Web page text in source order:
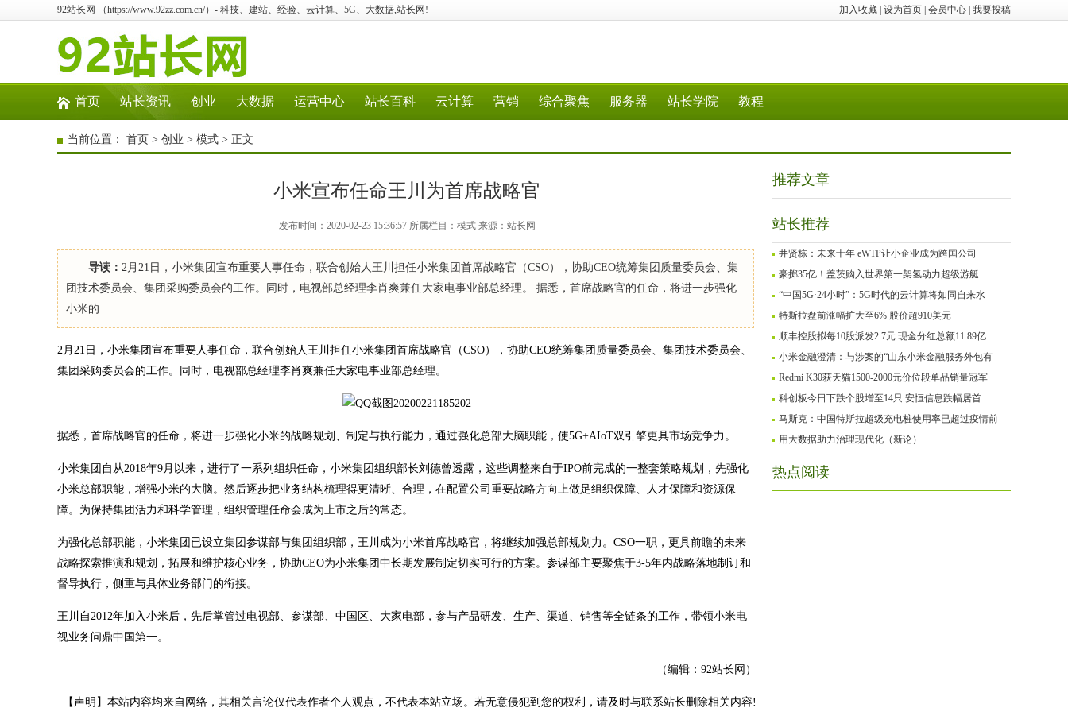
加入收藏 设为首页 会员中心 我要投稿
92站长网 （https://www.92zz.com.cn/）- 科技、建站、经验、云计算、5G、大数据,站长网!
首页 站长资讯 创业 大数据 运营中心 站长百科 云计算 营销 综合聚焦 服务器 站长学院 教程
当前位置： 首页 > 创业 > 模式 > 正文
小米宣布任命王川为首席战略官
发布时间：2020-02-23 15:36:57 所属栏目：模式 来源：站长网
导读： 2月21日，小米集团宣布重要人事任命，联合创始人王川担任小米集团首席战略官（CSO），协助CEO统筹集团质量委员会、集
团技术委员会、集团采购委员会的工作。同时，电视部总经理李肖爽兼任大家电事业部总经理。 据悉，首席战略官的任命，将进一步强化
小米的
2月21日，小米集团宣布重要人事任命，联合创始人王川担任小米集团首席战略官（CSO），协助CEO统筹集团质量委员会、集团技术委员会、
集团采购委员会的工作。同时，电视部总经理李肖爽兼任大家电事业部总经理。
据悉，首席战略官的任命，将进一步强化小米的战略规划、制定与执行能力，通过强化总部大脑职能，使5G+AIoT双引擎更具市场竞争力。
小米集团自从2018年9月以来，进行了一系列组织任命，小米集团组织部长刘德曾透露，这些调整来自于IPO前完成的一整套策略规划，先强化
小米总部职能，增强小米的大脑。然后逐步把业务结构梳理得更清晰、合理，在配置公司重要战略方向上做足组织保障、人才保障和资源保
障。为保持集团活力和科学管理，组织管理任命会成为上市之后的常态。
为强化总部职能，小米集团已设立集团参谋部与集团组织部，王川成为小米首席战略官，将继续加强总部规划力。CSO一职，更具前瞻的未来
战略探索推演和规划，拓展和维护核心业务，协助CEO为小米集团中长期发展制定切实可行的方案。参谋部主要聚焦于3-5年内战略落地制订和
督导执行，侧重与具体业务部门的衔接。
王川自2012年加入小米后，先后掌管过电视部、参谋部、中国区、大家电部，参与产品研发、生产、渠道、销售等全链条的工作，带领小米电
视业务问鼎中国第一。
（编辑：92站长网）
【声明】本站内容均来自网络，其相关言论仅代表作者个人观点，不代表本站立场。若无意侵犯到您的权利，请及时与联系站长删除相关内容!
推荐文章
站长推荐
井贤栋：未来十年 eWTP让小企业成为跨国公司
豪掷35亿！盖茨购入世界第一架氢动力超级游艇
“中国5G·24小时”：5G时代的云计算将如同自来水
特斯拉盘前涨幅扩大至6% 股价超910美元
顺丰控股拟每10股派发2.7元 现金分红总额11.89亿
小米金融澄清：与涉案的“山东小米金融服务外包有
Redmi K30获天猫1500-2000元价位段单品销量冠军
科创板今日下跌个股增至14只 安恒信息跌幅居首
马斯克：中国特斯拉超级充电桩使用率已超过疫情前
用大数据助力治理现代化（新论）
热点阅读